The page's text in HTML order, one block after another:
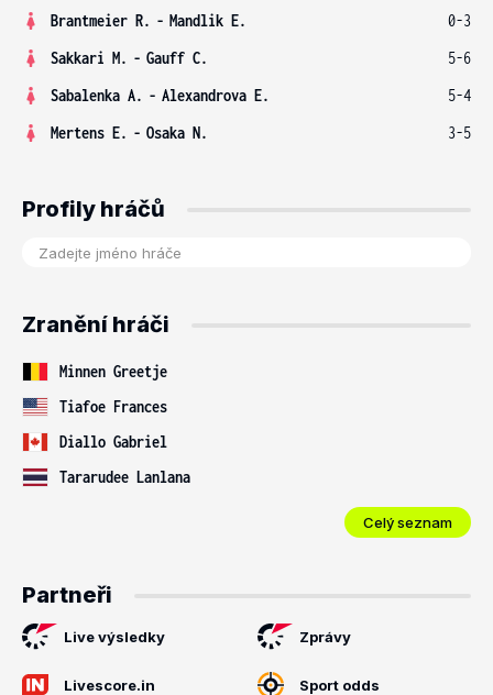
Brantmeier R. - Mandlik E.
0-3
Sakkari M. - Gauff C.
5-6
Sabalenka A. - Alexandrova E.
5-4
Mertens E. - Osaka N. 3-5
Profily hráčů
Zranění hráči
Minnen Greetje
Tiafoe Frances
Diallo Gabriel
Tararudee Lanlana
Celý seznam
Partneři
Live výsledky Zprávy
Livescore.in Sport odds